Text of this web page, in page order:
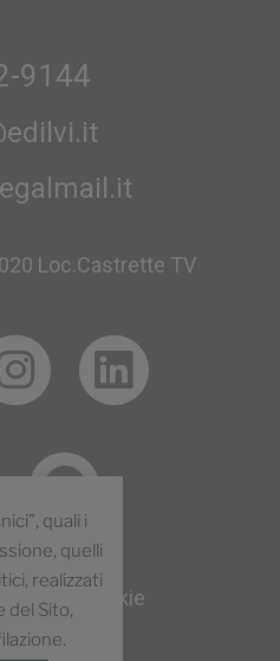
9144
Loc.Castrette TV
Privacy Cookie
quali i
quelli
realizzati
del Sito,